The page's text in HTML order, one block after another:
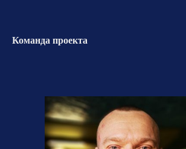
Команда проекта